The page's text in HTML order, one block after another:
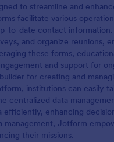
to streamline and
facilitate various
to-date contact
and organize reunions,
these forms,
and support for
for creating and
institutions can easily
centralized data
efficiently, enhancing
management, Jotform
their missions.